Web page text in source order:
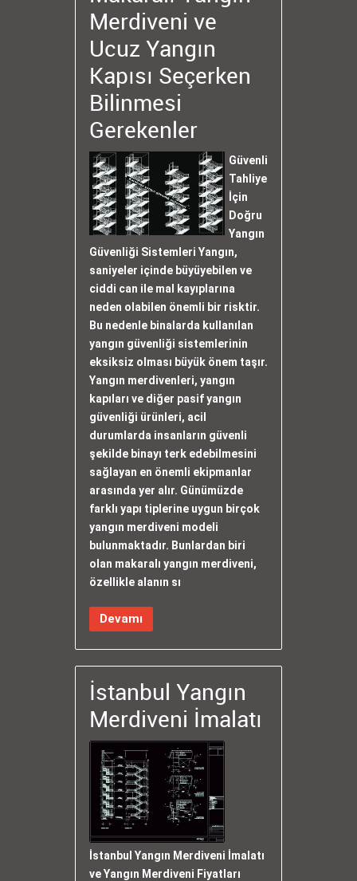
Merdiveni ve
Ucuz Yangın
Kapısı Seçerken
Bilinmesi
Gerekenler
Güvenli
Tahliye
İçin
Doğru
Yangın
Güvenliği Sistemleri Yangın,
saniyeler içinde büyüyebilen ve
ciddi can ile mal kayıplarına
neden olabilen önemli bir risktir.
Bu nedenle binalarda kullanılan
yangın güvenliği sistemlerinin
eksiksiz olması büyük önem taşır.
Yangın merdivenleri, yangın
kapıları ve diğer pasif yangın
güvenliği ürünleri, acil
durumlarda insanların güvenli
şekilde binayı terk edebilmesini
sağlayan en önemli ekipmanlar
arasında yer alır. Günümüzde
farklı yapı tiplerine uygun birçok
yangın merdiveni modeli
bulunmaktadır. Bunlardan biri
olan makaralı yangın merdiveni,
özellikle alanın sı
Devamı
İstanbul Yangın
Merdiveni İmalatı
İstanbul Yangın Merdiveni İmalatı
ve Yangın Merdiveni Fiyatları